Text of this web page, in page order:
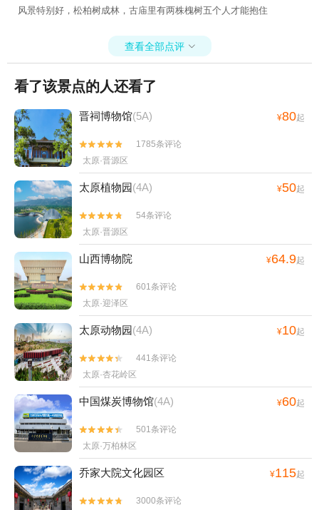
风景特别好，松柏树成林，古庙里有两株槐树五个人才能抱住
查看全部点评 
看了该景点的人还看了
晋祠博物馆(5A) ¥80起


1785条评论
太原·晋源区
太原植物园(4A) ¥50起


54条评论
太原·晋源区
山西博物院 ¥64.9起


601条评论
太原·迎泽区
太原动物园(4A) ¥10起


441条评论
太原·杏花岭区
中国煤炭博物馆(4A) ¥60起


501条评论
太原·万柏林区
乔家大院文化园区 ¥115起

 3000条评论